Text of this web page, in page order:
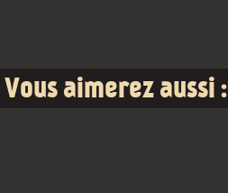
Vous aimerez aussi :